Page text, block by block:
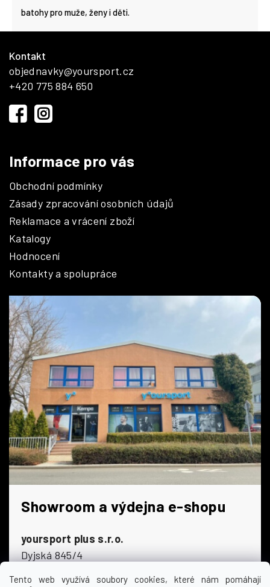
Tento web využívá soubory cookies, které nám pomáhají
batohy pro muže, ženy i děti.
Zápatí
Kontakt
objednavky@yoursport.cz
+420 775 884 650
Informace pro vás
Obchodní podmínky
Zásady zpracování osobních údajů
Reklamace a vrácení zboží
Katalogy
Hodnocení
Kontakty a spolupráce
Showroom a výdejna e-shopu
yoursport plus s.r.o.
Dyjská 845/4